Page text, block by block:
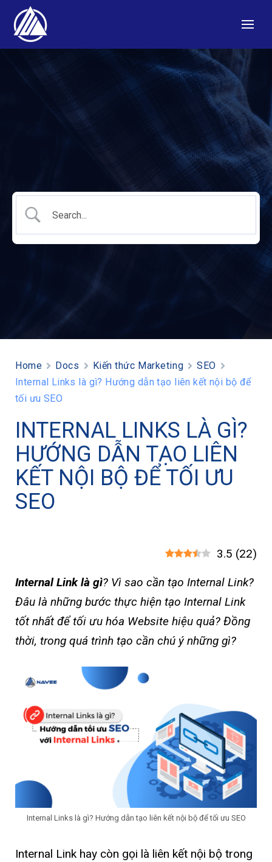
Home Docs Kiến thức Marketing
SEO
Internal Links là gì? Hướng dẫn tạo liên kết nội bộ để
tối ưu SEO
INTERNAL LINKS LÀ GÌ?
HƯỚNG DẪN TẠO LIÊN
KẾT NỘI BỘ ĐỂ TỐI ƯU
SEO
3.5 (22)
Internal Link là gì? Vì sao cần tạo Internal Link?
Đâu là những bước thực hiện tạo Internal Link
tốt nhất để tối ưu hóa Website hiệu quả? Đồng
thời, trong quá trình tạo cần chú ý những gì?
Internal Links là gì? Hướng dẫn tạo liên kết nội bộ để tối ưu SEO
Internal Link hay còn gọi là liên kết nội bộ trong